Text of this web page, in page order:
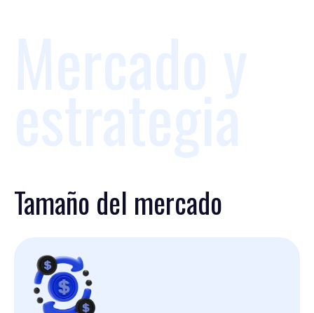
Tamaño del mercado